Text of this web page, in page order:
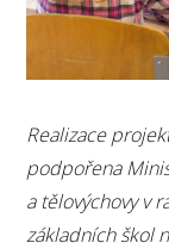
Realizace
podpořena
a tělovýchovy v
základních škol